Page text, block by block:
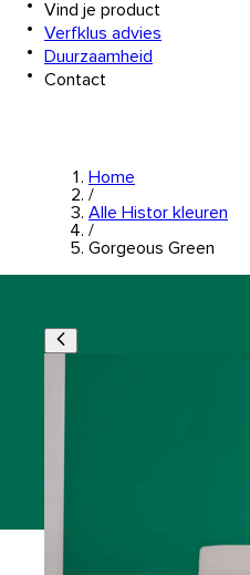
Vind je product
Verfklus advies
Duurzaamheid
Contact
Home
/
Alle Histor kleuren
/
Gorgeous Green